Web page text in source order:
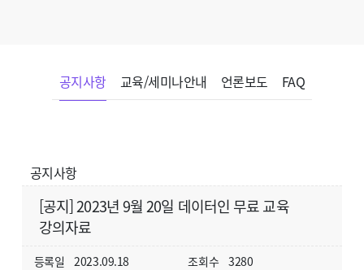
공지사항 교육/세미나안내 언론보도 FAQ
공지사항
[공지] 2023년 9월 20일 데이터인 무료 교육
강의자료
등록일 2023.09.18 조회수 3280